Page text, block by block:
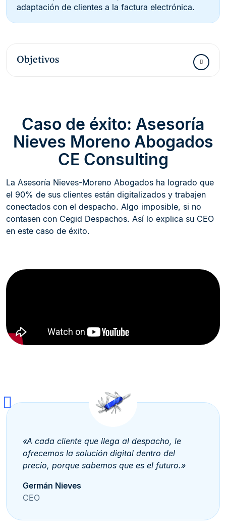
adaptación de clientes a la factura electrónica.
Objetivos
Caso de éxito: Asesoría
Nieves Moreno Abogados
CE Consulting
La Asesoría Nieves-Moreno Abogados ha logrado que
el 90% de sus clientes están digitalizados y trabajen
conectados con el despacho. Algo imposible, si no
contasen con Cegid Despachos. Así lo explica su CEO
en este caso de éxito.
«A cada cliente que llega al despacho, le
ofrecemos la solución digital dentro del
precio, porque sabemos que es el futuro.»
Germán Nieves
CEO